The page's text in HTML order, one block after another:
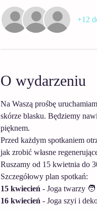
+12
O wydarzeniu
Na Waszą prośbę
skórze blasku. Będziemy
pięknem.
Przed każdym spotkaniem
jak zrobić własne
Ruszamy od 15 kwietnia do
Szczegółowy plan spotkań:
15 kwiecień - Joga twarzy
16 kwiecień - Joga szyi i